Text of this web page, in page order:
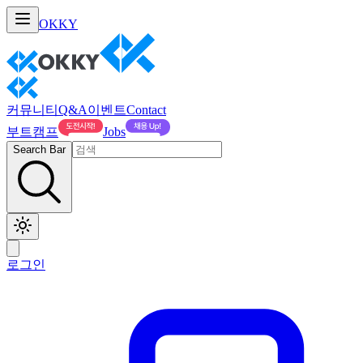
OKKY
커뮤니티 Q&A이벤트Contact
부트캠프
Jobs
Search Bar
로그인